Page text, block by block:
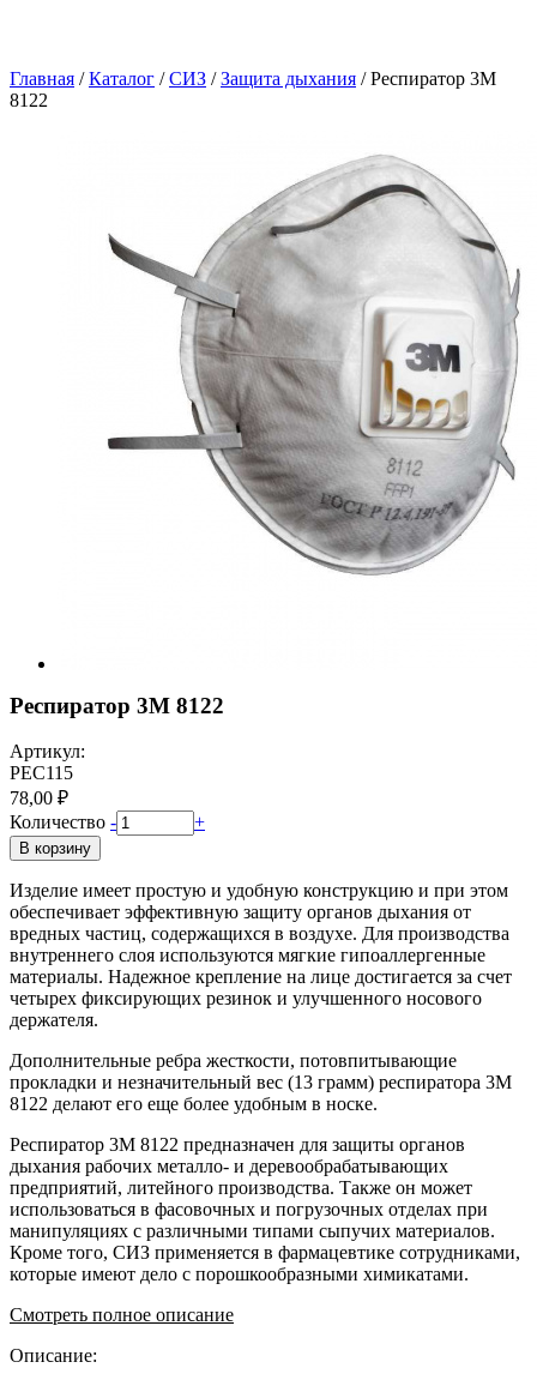
Главная / Каталог / СИЗ / Защита дыхания / Респиратор 3М
8122
Респиратор 3М 8122
Артикул:
РЕС115
78,00 ₽
Количество - +
В корзину
Изделие имеет простую и удобную конструкцию и при этом
обеспечивает эффективную защиту органов дыхания от
вредных частиц, содержащихся в воздухе. Для производства
внутреннего слоя используются мягкие гипоаллергенные
материалы. Надежное крепление на лице достигается за счет
четырех фиксирующих резинок и улучшенного носового
держателя.
Дополнительные ребра жесткости, потовпитывающие
прокладки и незначительный вес (13 грамм) респиратора 3М
8122 делают его еще более удобным в носке.
Респиратор 3М 8122 предназначен для защиты органов
дыхания рабочих металло- и деревообрабатывающих
предприятий, литейного производства. Также он может
использоваться в фасовочных и погрузочных отделах при
манипуляциях с различными типами сыпучих материалов.
Кроме того, СИЗ применяется в фармацевтике сотрудниками,
которые имеют дело с порошкообразными химикатами.
Смотреть полное описание
Описание: